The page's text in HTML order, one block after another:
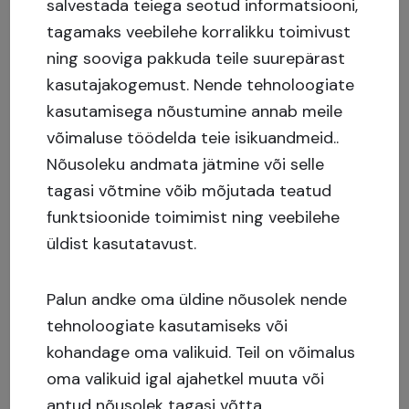
salvestada teiega seotud informatsiooni,
tagamaks veebilehe korralikku toimivust
ning sooviga pakkuda teile suurepärast
kasutajakogemust. Nende tehnoloogiate
kasutamisega nõustumine annab meile
võimaluse töödelda teie isikuandmeid..
Nõusoleku andmata jätmine või selle
tagasi võtmine võib mõjutada teatud
funktsioonide toimimist ning veebilehe
üldist kasutatavust.
Palun andke oma üldine nõusolek nende
tehnoloogiate kasutamiseks või
kohandage oma valikuid. Teil on võimalus
oma valikuid igal ajahetkel muuta või